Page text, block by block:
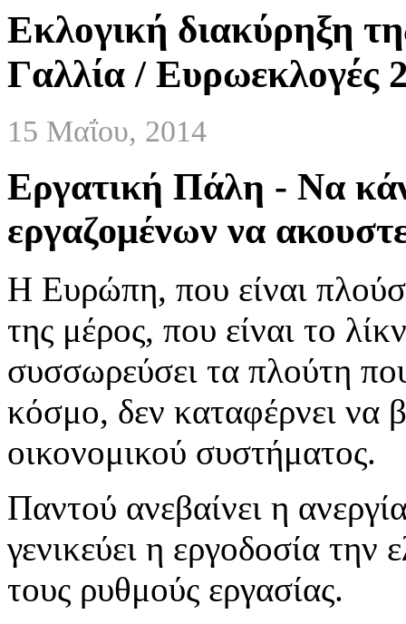
Εκλογική διακύρηξη
Γαλλία / Ευρωεκλογές
15 Μαΐου, 2014
Εργατική Πάλη - Να
εργαζoμένων να
Η Ευρώπη, που είναι
της μέρος, που είναι το
συσσωρεύσει τα πλούτη
κόσμο, δεν καταφέρνει να
οικονομικού συστήματος.
Παντού ανεβαίνει η
γενικεύει η εργοδοσία την
τους ρυθμούς εργασίας.